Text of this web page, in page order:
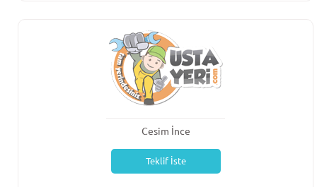
Cesim İnce
Teklif İste